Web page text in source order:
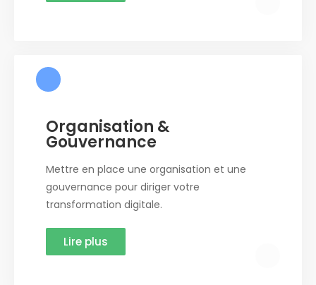
Organisation &
Gouvernance
Mettre en place une organisation et une
gouvernance pour diriger votre
transformation digitale.
Lire plus